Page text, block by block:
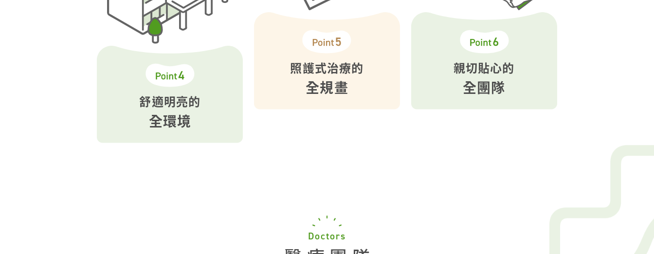
舒適明亮的
全環境
照護式治療的
全規畫
親切貼心的
全團隊
Doctors